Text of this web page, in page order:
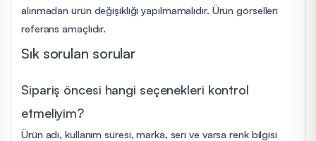
alınmadan ürün değişikliği yapılmamalıdır. Ürün görselleri
referans amaçlıdır.
Sık sorulan sorular
Sipariş öncesi hangi seçenekleri kontrol
etmeliyim?
Ürün adı, kullanım süresi, marka, seri ve varsa renk bilgisi